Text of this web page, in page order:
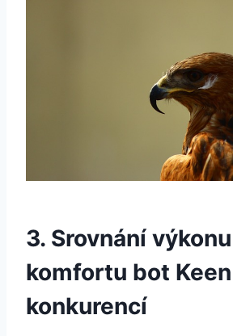
3. Srovnání
komfortu bot
konkurencí